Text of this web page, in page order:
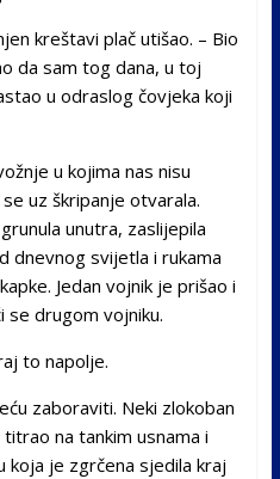
kreštavi plač utišao. – Bio
da sam tog dana, u toj
u odraslog čovjeka koji
u kojima nas nisu
uz škripanje otvarala.
unutra, zaslijepila
dnevnog svijetla i rukama
Jedan vojnik je prišao i
se drugom vojniku.
to napolje.
zaboraviti. Neki zlokoban
na tankim usnama i
koja je zgrčena sjedila kraj